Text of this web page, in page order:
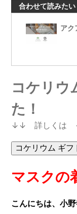
合わせて読みたい
アク
コケリウ
た！
↓↓ 詳しくは
マスクの
こんにちは、小野